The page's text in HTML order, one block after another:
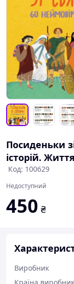
Посиденьки
історій.
Код: 100629
Недоступний
450 ₴
Виробник